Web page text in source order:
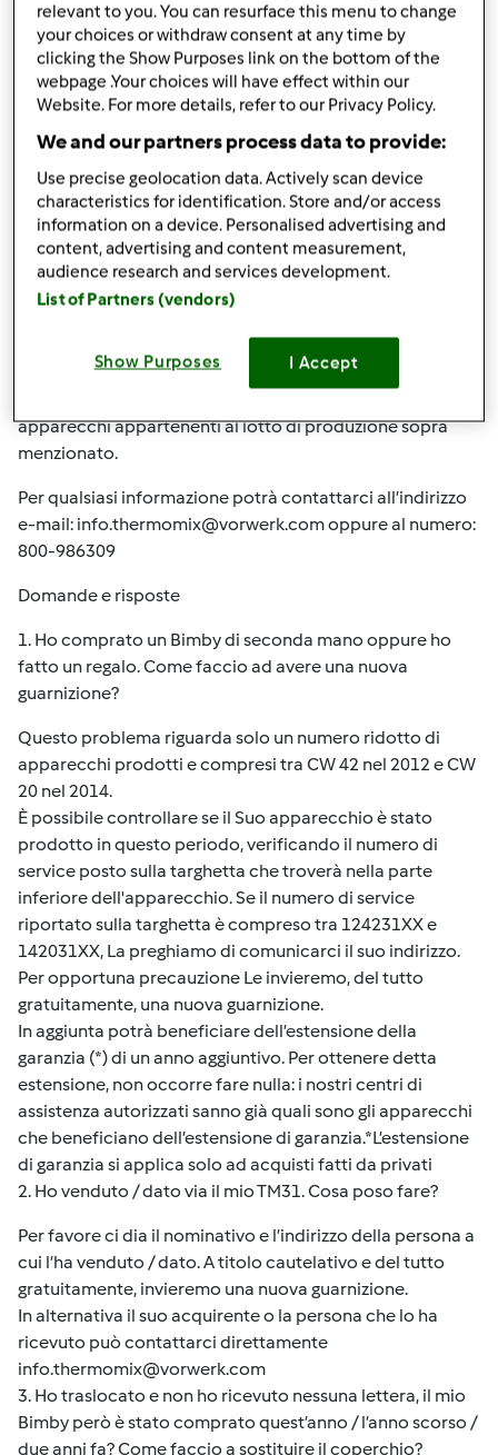
Se il Suo Bimby non fa parte del lotto di produzione sopra
evidenziato, il coperchio dovrebbe funzionare
correttamente; la sostituizione della guarnizione del
coperchio non sarà necessaria.
Estensione della garanzia di un anno
Vorwerk ha deciso di estendere di un ulteriore anno la
garanzia per tutti i TM 31* che sono stati fabbricati a
partire dal CW 42 del 2012. Questo significa che tutti
Bimby TM31 con un numero di service che inizia dal
124231XX beneficieranno di questa estensione e non
I nostri centri assitenza autorizzati sono informati che
apparecchi appartenenti al lotto di produzione sopra
menzionato.
Per qualsiasi informazione potrà contattarci all’indirizzo
e-mail: info.thermomix@vorwerk.comoppure al numero:
800-986309
Domande e risposte
1. Ho comprato un Bimby di seconda mano oppure ho
fatto un regalo. Come faccio ad avere una nuova
guarnizione?
Questo problema riguarda solo un numero ridotto di
apparecchi prodotti e compresi tra CW 42 nel 2012 e CW
20 nel 2014.
È possibile controllare se il Suo apparecchio è stato
prodotto in questo periodo, verificando il numero di
service posto sulla targhetta che troverà nella parte
inferiore dell'apparecchio. Se il numero di service
riportato sulla targhetta è compreso tra 124231XX e
142031XX, La preghiamo di comunicarci il suo indirizzo.
Per opportuna precauzione Le invieremo, del tutto
gratuitamente, una nuova guarnizione.
In aggiunta potrà beneficiare dell’estensione della
garanzia (*) di un anno aggiuntivo. Per ottenere detta
estensione, non occorre fare nulla: i nostri centri di
assistenza autorizzati sanno già quali sono gli apparecchi
che beneficiano dell’estensione di garanzia.*L’estensione
di garanzia si applica solo ad acquisti fatti da privati
2. Ho venduto / dato via il mio TM31. Cosa poso fare?
Per favore ci dia il nominativo e l’indirizzo della persona a
cui l’ha venduto / dato. A titolo cautelativo e del tutto
gratuitamente, invieremo una nuova guarnizione.
In alternativa il suo acquirente o la persona che lo ha
ricevuto può contattarci direttamente
info.thermomix@vorwerk.com
3. Ho traslocato e non ho ricevuto nessuna lettera, il mio
Bimby però è stato comprato quest’anno / l’anno scorso /
due anni fa? Come faccio a sostituire il coperchio?
relevant to you. You can resurface this menu to change
your choices or withdraw consent at any time by
clicking the Show Purposes link on the bottom of the
webpage .Your choices will have effect within our
Website. For more details, refer to our Privacy Policy.
We and our partners process data to provide:
Use precise geolocation data. Actively scan device
characteristics for identification. Store and/or access
information on a device. Personalised advertising and
content, advertising and content measurement,
audience research and services development.
List of Partners (vendors)
Show Purposes I Accept